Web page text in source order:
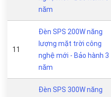
năm
11
Đèn SPS 200W năng
lượng mặt trời công
nghệ mới - Bảo hành 3
năm
Đèn SPS 300W năng